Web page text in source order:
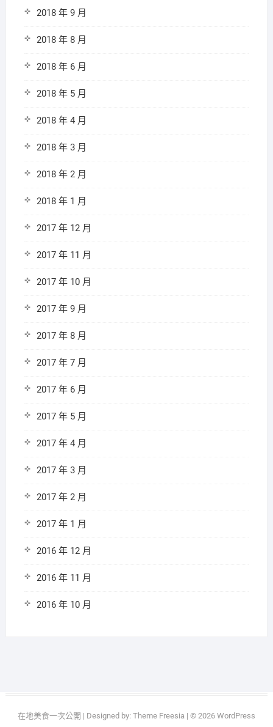
2018 年 9 月
2018 年 8 月
2018 年 6 月
2018 年 5 月
2018 年 4 月
2018 年 3 月
2018 年 2 月
2018 年 1 月
2017 年 12 月
2017 年 11 月
2017 年 10 月
2017 年 9 月
2017 年 8 月
2017 年 7 月
2017 年 6 月
2017 年 5 月
2017 年 4 月
2017 年 3 月
2017 年 2 月
2017 年 1 月
2016 年 12 月
2016 年 11 月
2016 年 10 月
在地美食一次公開 | Designed by: Theme Freesia| © 2026 WordPress